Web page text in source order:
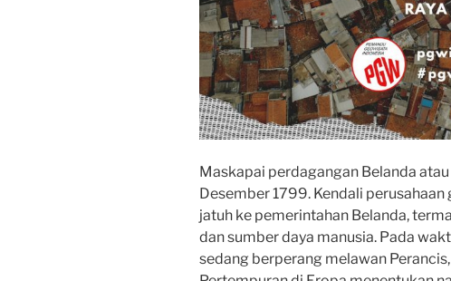
Maskapai perdagangan Belanda
Desember 1799. Kendali
jatuh ke pemerintahan Belanda,
dan sumber daya manusia. Pada
sedang berperang melawan